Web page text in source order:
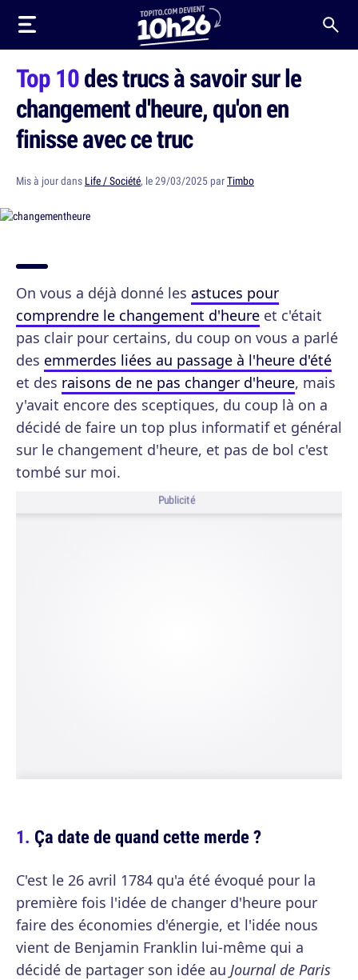
Top 10des trucs à savoir sur le
changement d'heure, qu'on en
finisse avec ce truc
Mis à jour dans Life / Société, le 29/03/2025 parTimbo
On vous a déjà donné les astuces pour
comprendre le changement d'heure et c'était
pas clair pour certains, du coup on vous a parlé
des emmerdes liées au passage à l'heure d'été
et des raisons de ne pas changer d'heure, mais
y'avait encore des sceptiques, du coup là on a
décidé de faire un top plus informatif et général
sur le changement d'heure, et pas de bol c'est
tombé sur moi.
Publicité
Ça date de quand cette merde ?
C'est le 26 avril 1784 qu'a été évoqué pour la
première fois l'idée de changer d'heure pour
faire des économies d'énergie, et l'idée nous
vient de Benjamin Franklin lui-même qui a
décidé de partager son idée au Journal de Paris